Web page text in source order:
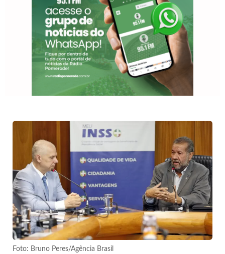
Foto: Bruno Peres/Agência Brasil